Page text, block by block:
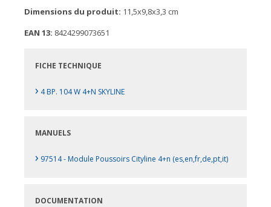
Dimensions du produit: 11,5x9,8x3,3 cm
EAN 13: 8424299073651
FICHE TECHNIQUE
› 4 BP. 104 W 4+N SKYLINE
MANUELS
› 97514 - Module Poussoirs Cityline 4+n (es,en,fr,de,pt,it)
DOCUMENTATION